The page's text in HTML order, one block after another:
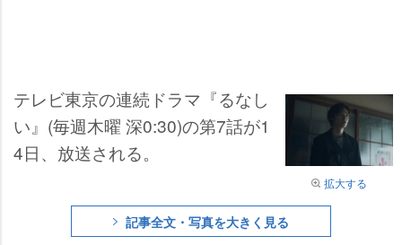
拡大する
テレビ東京の連続ドラマ『るなし
い』(毎週木曜 深0:30)の第7話が1
4日、放送される。
記事全文・写真を大きく見る